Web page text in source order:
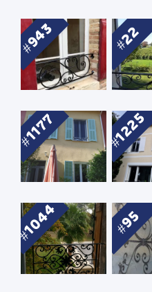
943 22
1177 1225
1044 95